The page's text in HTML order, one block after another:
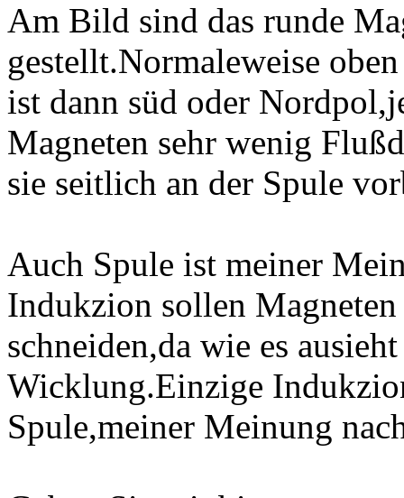
Am Bild sind das runde
gestellt.Normaleweise
ist dann süd oder
Magneten sehr wenig
sie seitlich an der Spule
Auch Spule ist meiner
Indukzion sollen
schneiden,da wie es
Wicklung.Einzige
Spule,meiner Meinung